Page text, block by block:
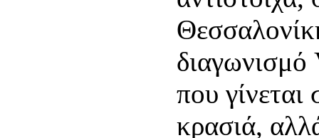
που γίνεται
κρασιά,